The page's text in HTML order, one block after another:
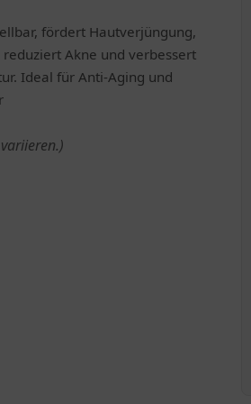
fördert Hautverjüngung,
Akne und verbessert
Ideal für Anti-Aging und